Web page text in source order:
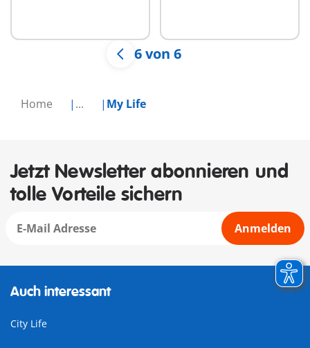
Home ... My Life
6 von 6
Jetzt Newsletter abonnieren und
tolle Vorteile sichern
Anmelden
Auch interessant
City Life